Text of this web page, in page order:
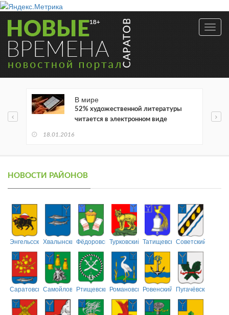
В мире
52% художественной литературы
читается в электронном виде
18.01.2016
НОВОСТИ РАЙОНОВ
ЭнгельсскийХвалынскийФёдоровскийТурковский ТатищевскийСоветский
СаратовскийСамойловскийРтищевскийРомановскийРовенский Пугачёвский